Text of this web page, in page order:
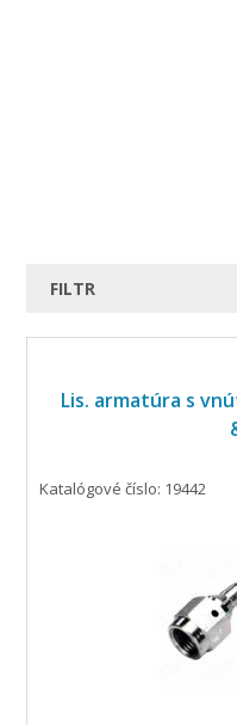
FILTR
Lis. armatúra s
Katalógové číslo: 19442